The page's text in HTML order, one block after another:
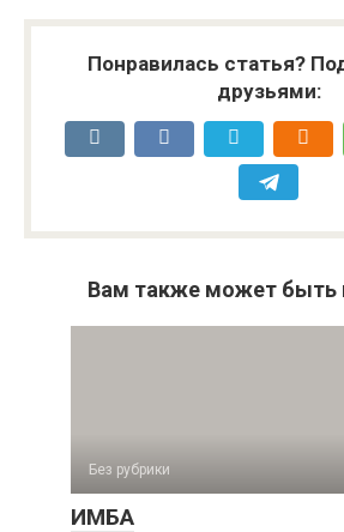
Понравилась статья?
друзьями:
Вам также может быть
Без рубрики
ИМБА